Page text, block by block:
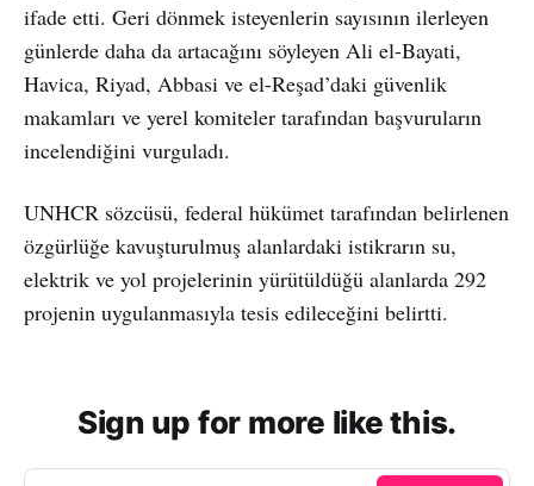
ifade etti. Geri dönmek isteyenlerin sayısının ilerleyen
günlerde daha da artacağını söyleyen Ali el-Bayati,
Havica, Riyad, Abbasi ve el-Reşad’daki güvenlik
makamları ve yerel komiteler tarafından başvuruların
incelendiğini vurguladı.
UNHCR sözcüsü, federal hükümet tarafından belirlenen
özgürlüğe kavuşturulmuş alanlardaki istikrarın su,
elektrik ve yol projelerinin yürütüldüğü alanlarda 292
projenin uygulanmasıyla tesis edileceğini belirtti.
Sign up for more like this.